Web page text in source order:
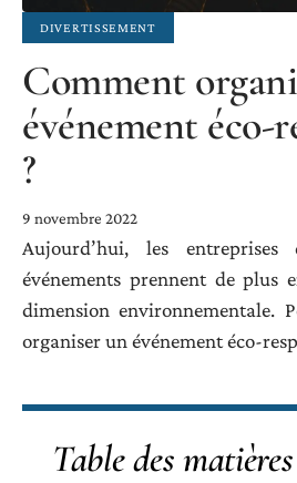
DIVERTISSEMENT
Comment
événement éco-
?
9 novembre 2022
Aujourd’hui, les
événements prennent de plus
dimension environnementale.
organiser un événement éco-
Table des matières